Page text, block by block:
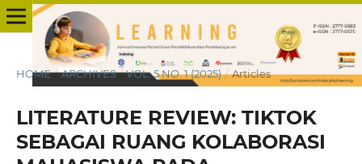
HOME / ARCHIVES / VOL. 5 NO. 1 (2025) / Articles
LITERATURE REVIEW: TIKTOK
SEBAGAI RUANG KOLABORASI